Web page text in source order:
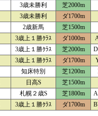
3歳未勝利
芝2000m
3歳未勝利
ダ1700m
2歳新馬
芝1500m
3歳上１勝ｸﾗｽ ダ1000m
3歳上１勝ｸﾗｽ 芝2000m
3歳上１勝ｸﾗｽ ダ1700m
知床特別 芝1200m
日高S
芝1500m
札幌２歳S 芝1800m
3歳上１勝ｸﾗｽ ダ1700m